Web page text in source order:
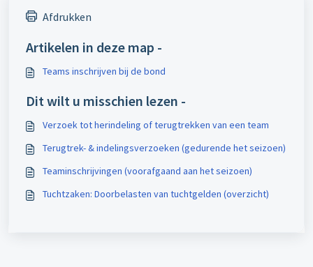
Afdrukken
Artikelen in deze map -
Teams inschrijven bij de bond
Dit wilt u misschien lezen -
Verzoek tot herindeling of terugtrekken van een team
Terugtrek- & indelingsverzoeken (gedurende het seizoen)
Teaminschrijvingen (voorafgaand aan het seizoen)
Tuchtzaken: Doorbelasten van tuchtgelden (overzicht)